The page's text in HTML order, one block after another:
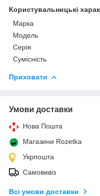
Користувальницькі
Марка
Мoдель
Серія
Сумісність
Приховати
Умови доставки
Нова Пошта
Магазини Rozetka
Укрпошта
Самовивіз
Всі умови доставки